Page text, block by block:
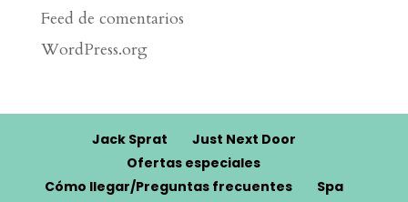
Feed de comentarios
WordPress.org
Jack Sprat
Just Next Door
Ofertas especiales
Cómo llegar/Preguntas frecuentes
Spa